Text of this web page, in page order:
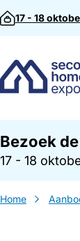
Direct naar
17 - 18
Bezoek
17 - 18
Home